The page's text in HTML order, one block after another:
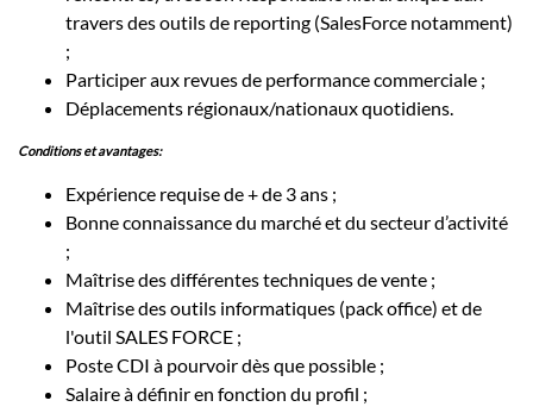
travers des outils de reporting (SalesForce notamment)
;
Participer aux revues de performance commerciale ;
Déplacements régionaux/nationaux quotidiens.
Conditions et avantages:
Expérience requise de + de 3 ans ;
Bonne connaissance du marché et du secteur d’activité
;
Maîtrise des différentes techniques de vente ;
Maîtrise des outils informatiques (pack office) et de
l'outil SALES FORCE ;
Poste CDI à pourvoir dès que possible ;
Salaire à définir en fonction du profil ;